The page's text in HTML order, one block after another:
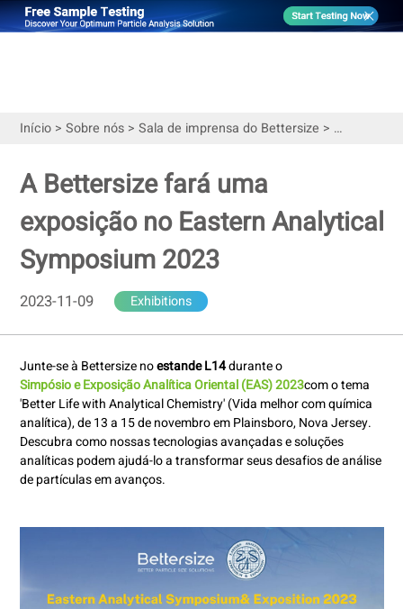
Início> Sobre nós> Sala de imprensa do Bettersize > Exhibitions
A Bettersize fará uma
exposição no Eastern Analytical
Symposium 2023
2023-11-09 Exhibitions
Junte-se à Bettersize noestande L14durante o
Simpósio e Exposição Analítica Oriental (EAS) 2023com o tema
'Better Life with Analytical Chemistry' (Vida melhor com química
analítica), de 13 a 15 de novembro em Plainsboro, Nova Jersey.
Descubra como nossas tecnologias avançadas e soluções
analíticas podem ajudá-lo a transformar seus desafios de análise
de partículas em avanços.